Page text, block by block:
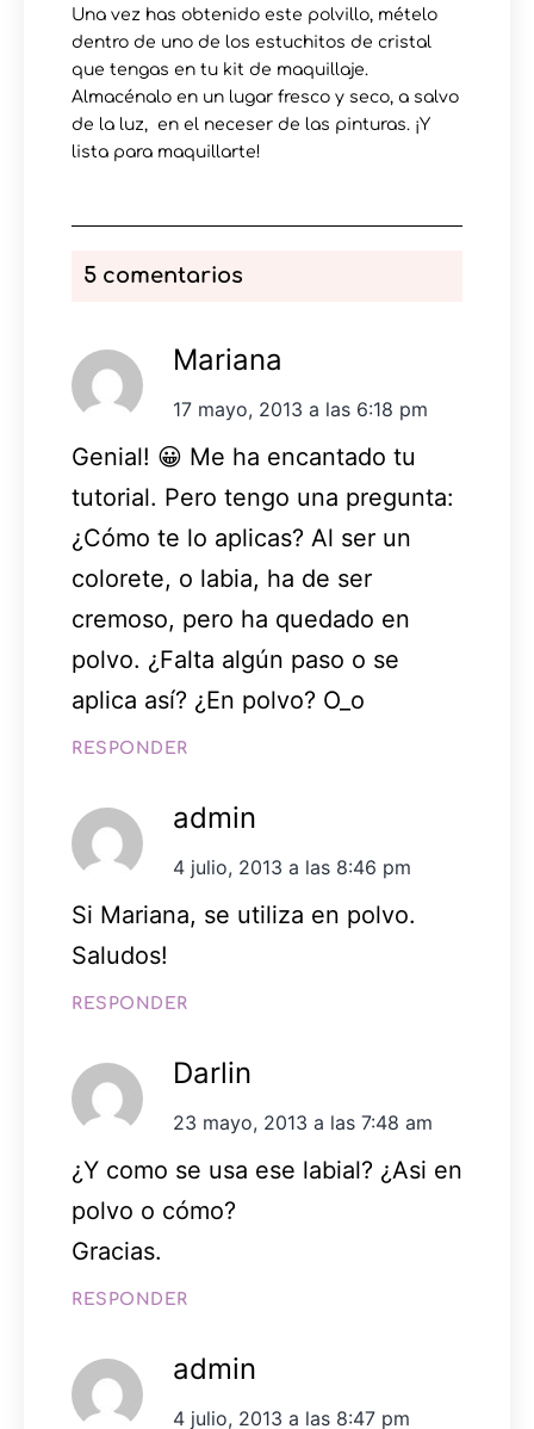
Una vez has obtenido este polvillo, mételo
dentro de uno de los estuchitos de cristal
que tengas en tu kit de maquillaje.
Almacénalo en un lugar fresco y seco, a salvo
de la luz, en el neceser de las pinturas. ¡Y
lista para maquillarte!
5 comentarios
Mariana
17 mayo, 2013 a las 6:18 pm
Genial! 😀 Me ha encantado tu
tutorial. Pero tengo una pregunta:
¿Cómo te lo aplicas? Al ser un
colorete, o labia, ha de ser
cremoso, pero ha quedado en
polvo. ¿Falta algún paso o se
aplica así? ¿En polvo? O_o
RESPONDER
admin
4 julio, 2013 a las 8:46 pm
Si Mariana, se utiliza en polvo.
Saludos!
RESPONDER
Darlin
23 mayo, 2013 a las 7:48 am
¿Y como se usa ese labial? ¿Asi en
polvo o cómo?
Gracias.
RESPONDER
admin
4 julio, 2013 a las 8:47 pm